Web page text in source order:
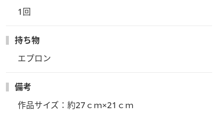
1回
持ち物
エプロン
備考
作品サイズ：約27ｃｍ×21ｃｍ